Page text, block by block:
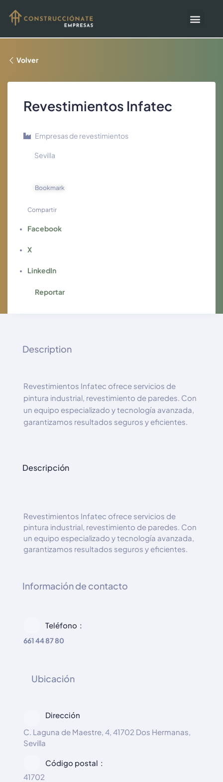
Volver
Revestimientos Infatec
Empresas de revestimientos
Sevilla
Bookmark
Compartir
Facebook
X
LinkedIn
Reportar
Description
Revestimientos Infatec ofrece servicios de
pintura industrial, revestimiento de paredes. Con
un equipo especializado y tecnología avanzada,
garantizamos resultados seguros y eficientes.
Descripción
Revestimientos Infatec ofrece servicios de
pintura industrial, revestimiento de paredes. Con
un equipo especializado y tecnología avanzada,
garantizamos resultados seguros y eficientes.
Información de contacto
Teléfono
661 44 87 80
Ubicación
Dirección
C. Laguna de Maestre, 4, 41702 Dos Hermanas,
Sevilla
Código postal
41702